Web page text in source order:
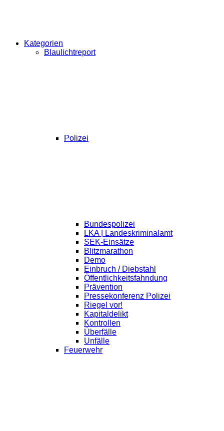
Kategorien
Blaulichtreport
Polizei
Bundespolizei
LKA | Landeskriminalamt
SEK-Einsätze
Blitzmarathon
Demo
Einbruch / Diebstahl
Öffentlichkeitsfahndung
Prävention
Pressekonferenz Polizei
Riegel vor!
Kapitaldelikt
Kontrollen
Überfälle
Unfälle
Feuerwehr